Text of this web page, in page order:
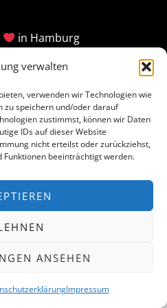
verwalten
verwenden wir Technologien wie
zu speichern und/oder darauf
zustimmst, können wir Daten
IDs auf dieser Website
nicht erteilst oder zurückziehst,
beeinträchtigt werden.
ANSEHEN
Impressum
in Hamburg